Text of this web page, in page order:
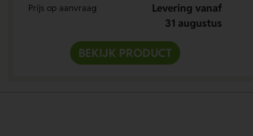
Prijs op aanvraag
Levering vanaf
31 augustus
BEKIJK PRODUCT